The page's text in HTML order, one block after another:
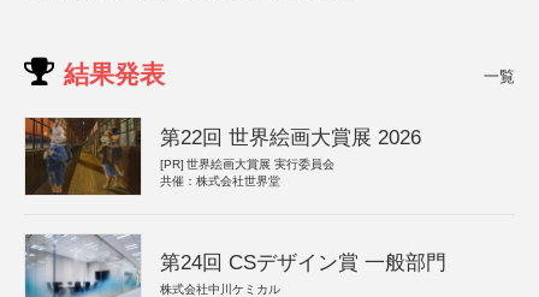
結果発表 一覧
第22回 世界絵画大賞展 2026
[PR] 世界絵画大賞展 実行委員会
共催：株式会社世界堂
第24回 CSデザイン賞 一般部門
株式会社中川ケミカル